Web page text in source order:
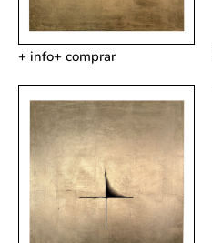
+ info+ comprar